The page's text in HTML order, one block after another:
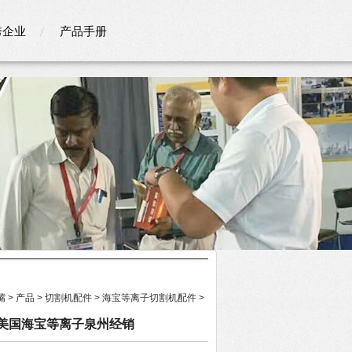
业 产品手册
> 产品 > 切割机配件 > 海宝等离子切割机配件 >
国海宝等离子泉州经销